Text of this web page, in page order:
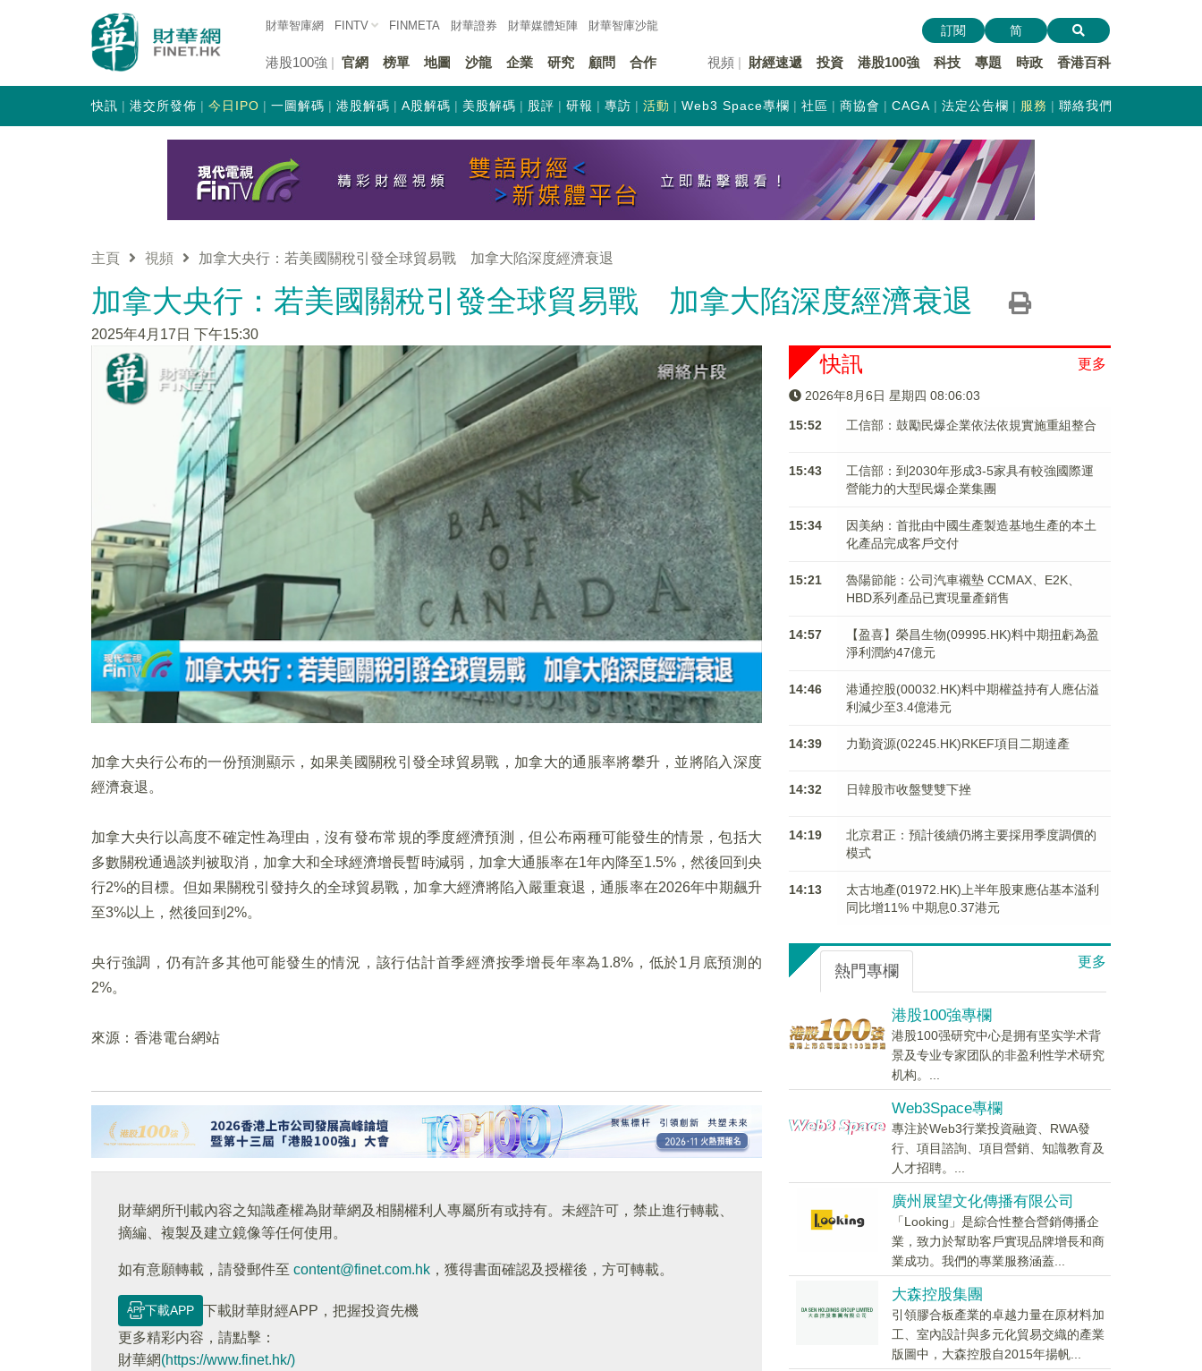
財華智庫網 FINTV FINMETA 財華證券 財華媒體矩陣 財華智庫沙龍
港股100強 官網 榜單 地圖 沙龍 企業 研究 顧問 合作 視頻 財經速遞 投資 港股100強 科技 專題 時政 香港百科
訂閱 简
快訊 港交所發佈 今日IPO 一圖解碼 港股解碼 A股解碼 美股解碼 股評 研報 專訪 活動 Web3 Space專欄 社區 商協會 CAGA 法定公告欄 服務 聯絡我們
主頁 視頻 加拿大央行：若美國關稅引發全球貿易戰 加拿大陷深度經濟衰退
加拿大央行：若美國關稅引發全球貿易戰 加拿大陷深度經濟衰退
2025年4月17日 下午15:30
加拿大央行公布的一份預測顯示，如果美國關稅引發全球貿易戰，加拿大的通脹率將攀升，並將陷入深度
經濟衰退。
加拿大央行以高度不確定性為理由，沒有發布常規的季度經濟預測，但公布兩種可能發生的情景，包括大
多數關稅通過談判被取消，加拿大和全球經濟增長暫時減弱，加拿大通脹率在1年內降至1.5%，然後回到央
行2%的目標。但如果關稅引發持久的全球貿易戰，加拿大經濟將陷入嚴重衰退，通脹率在2026年中期飆升
至3%以上，然後回到2%。
央行強調，仍有許多其他可能發生的情況，該行估計首季經濟按季增長年率為1.8%，低於1月底預測的
2%。
來源：香港電台網站
財華網所刊載內容之知識產權為財華網及相關權利人專屬所有或持有。未經許可，禁止進行轉載、
摘編、複製及建立鏡像等任何使用。
如有意願轉載，請發郵件至 content@finet.com.hk ，獲得書面確認及授權後，方可轉載。
下載APP
下載財華財經APP，把握投資先機
更多精彩内容，請點擊：
財華網(https://www.finet.hk/)
更多
快訊
2026年8月6日 星期四 08:06:04
15:52 工信部：鼓勵民爆企業依法依規實施重組整合
15:43
工信部：到2030年形成3-5家具有較強國際運
營能力的大型民爆企業集團
15:34
因美納：首批由中國生產製造基地生產的本土
化產品完成客戶交付
15:21
魯陽節能：公司汽車襯墊 CCMAX、E2K、
HBD系列產品已實現量產銷售
14:57
【盈喜】榮昌生物(09995.HK)料中期扭虧為盈
淨利潤約47億元
14:46
港通控股(00032.HK)料中期權益持有人應佔溢
利減少至3.4億港元
14:39 力勤資源(02245.HK)RKEF項目二期達產
14:32 日韓股市收盤雙雙下挫
14:19
北京君正：預計後續仍將主要採用季度調價的
模式
14:13
太古地產(01972.HK)上半年股東應佔基本溢利
同比增11% 中期息0.37港元
更多
熱門專欄
港股100強專欄
港股100强研究中心是拥有坚实学术背
景及专业专家团队的非盈利性学术研究
机构。...
Web3Space專欄
專注於Web3行業投資融資、RWA發
行、項目諮詢、項目營銷、知識教育及
人才招聘。...
廣州展望文化傳播有限公司
「Looking」是綜合性整合營銷傳播企
業，致力於幫助客戶實現品牌增長和商
業成功。我們的專業服務涵蓋...
大森控股集團
引領膠合板產業的卓越力量在原材料加
工、室內設計與多元化貿易交織的產業
版圖中，大森控股自2015年揚帆...